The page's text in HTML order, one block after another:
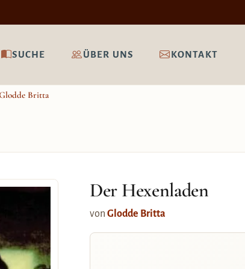
SUCHE ÜBER UNS KONTAKT
Britta
Der Hexenladen
von Glodde Britta